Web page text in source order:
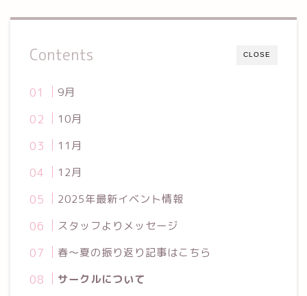
CLOSE
Contents
9月
10月
11月
12月
2025年最新イベント情報
スタッフよりメッセージ
春〜夏の振り返り記事はこちら
サークルについて